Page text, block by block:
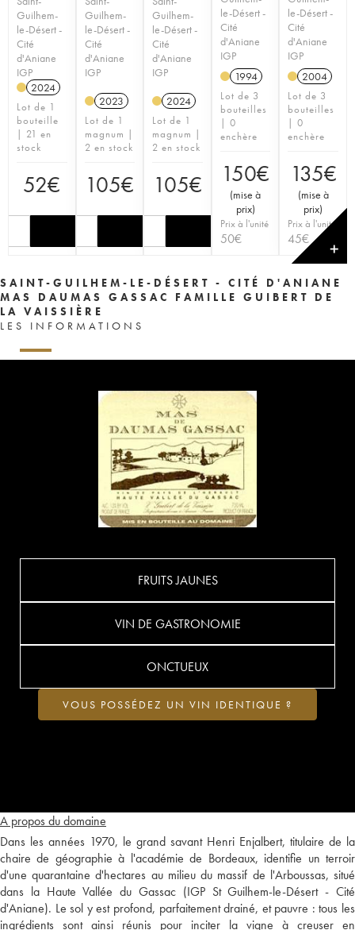
Guilhem-
le-Désert -
Cité
d'Aniane
IGP
2024
Lot de 1
bouteille
| 21 en
stock
52€
Guilhem-
le-Désert -
Cité
d'Aniane
IGP
2023
Lot de 1
magnum |
2 en stock
105€
Guilhem-
le-Désert -
Cité
d'Aniane
IGP
2024
Lot de 1
magnum |
2 en stock
105€
le-Désert -
Cité
d'Aniane
IGP
1994
Lot de 3
bouteilles
| 0
enchère
150€
(mise à
prix)
Prix à l'unité
50€
le-Désert -
Cité
d'Aniane
IGP
2004
Lot de 3
bouteilles
| 0
enchère
135€
(mise à
prix)
Prix à l'unité
45€
✕
SAINT-GUILHEM-LE-DÉSERT - CITÉ D'ANIANE
MAS DAUMAS GASSAC FAMILLE GUIBERT DE
LA VAISSIÈRE
LES INFORMATIONS
A propos du domaine
Dans les années 1970, le grand savant Henri Enjalbert, titulaire de la
chaire de géographie à l'académie de Bordeaux, identifie un terroir
d'une quarantaine d'hectares au milieu du massif de l'Arboussas, situé
dans la Haute Vallée du Gassac (IGP St Guilhem-le-Désert - Cité
d'Aniane). Le sol y est profond, parfaitement drainé, et pauvre : tous les
ingrédients sont ainsi réunis pour inciter la vigne à creuser en
FRUITS JAUNES
VIN DE GASTRONOMIE
ONCTUEUX
VOUS POSSÉDEZ UN VIN IDENTIQUE ?